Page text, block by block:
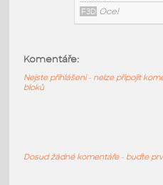
F3D Ocel
F3D Ocel
Komentáře:
Nejste přihlášeni - nelze připojit
bloků
Dosud žádné komentáře - buďte